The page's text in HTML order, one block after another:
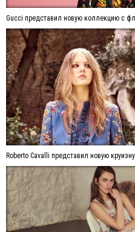
Gucci представил новую коллекцию с
Roberto Cavalli представил новую